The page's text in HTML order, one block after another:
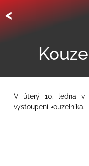
<
V úterý 10. ledna v
vystoupení kouzelníka.